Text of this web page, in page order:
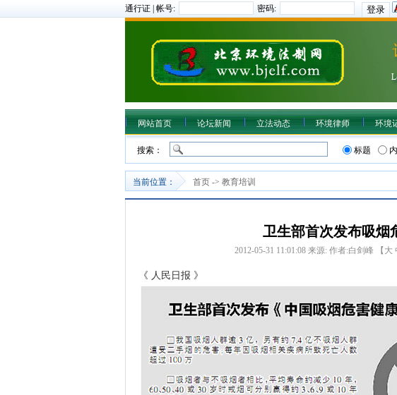
通行证 | 帐号: 密码:
网站首页 论坛新闻 立法动态 环境律师 环境
搜索： 标题
当前位置： 首页 -> 教育培训
卫生部首次发布吸烟
2012-05-31 11:01:08 来源: 作者:白剑峰 【 大
《 人民日报 》